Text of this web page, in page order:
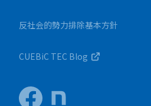
反社会的勢力排除基本方針
CUEBiC TEC Blog